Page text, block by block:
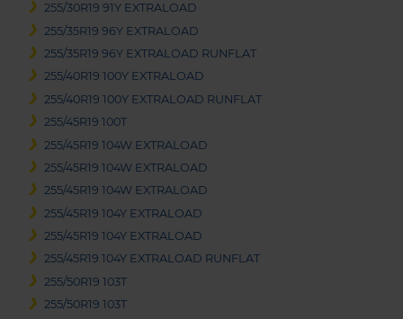
255/30R19 91Y EXTRALOAD
255/35R19 96Y EXTRALOAD
255/35R19 96Y EXTRALOAD RUNFLAT
255/40R19 100Y EXTRALOAD
255/40R19 100Y EXTRALOAD RUNFLAT
255/45R19 100T
255/45R19 104W EXTRALOAD
255/45R19 104W EXTRALOAD
255/45R19 104W EXTRALOAD
255/45R19 104Y EXTRALOAD
255/45R19 104Y EXTRALOAD
255/45R19 104Y EXTRALOAD RUNFLAT
255/50R19 103T
255/50R19 103T